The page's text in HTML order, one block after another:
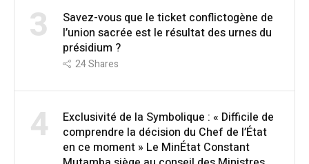
3
Savez-vous que le ticket conflictogène de
l’union sacrée est le résultat des urnes du
présidium ?
24Shares
4
Exclusivité de la Symbolique : « Difficile de
comprendre la décision du Chef de l’État
en ce moment » Le MinÉtat Constant